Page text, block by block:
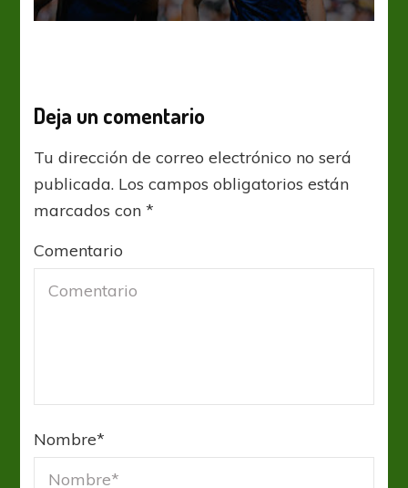
Deja un comentario
Tu dirección de correo electrónico no será
publicada. Los campos obligatorios están
marcados con*
Comentario
Nombre*